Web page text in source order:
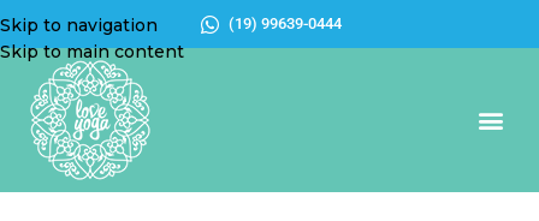
Skip to navigation
Skip to main content
(19) 99639-0444